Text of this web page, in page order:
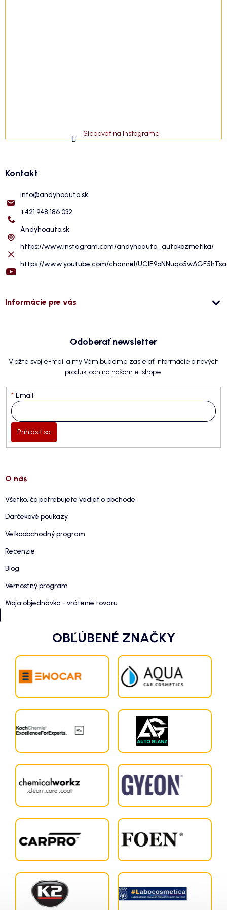
Sledovať na Instagrame
Kontakt
info@andyhoauto.sk
+421 948 186 032
Andyhoauto.sk
https://www.instagram.com/andyhoauto_autokozmetika/
https://www.youtube.com/channel/
Informácie pre vás
Odoberať newsletter
Vložte svoj e-mail a my Vám budeme zasielať informácie o nových
produktoch na našom e-shope.
Email
Prihlásiť sa
O nás
Všetko, čo potrebujete vedieť o obchode
Darčekové poukazy
Veľkoobchodný program
Recenzie
Blog
Vernostný program
Moja objednávka - vrátenie tovaru
OBĽÚBENÉ ZNAČKY